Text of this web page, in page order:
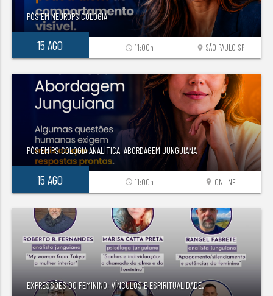
PÓS EM NEUROPSICOLOGIA
15 AGO location_on SÃO PAULO-SP
access_time 11:00h
PÓS EM PSICOLOGIA ANALÍTICA: ABORDAGEM JUNGUIANA
15 AGO location_on ONLINE
access_time 11:00h
EXPRESSÕES DO FEMININO: VÍNCULOS E ESPIRITUALIDADE.